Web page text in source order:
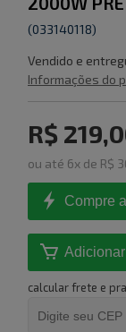
(033140118)
Vendido e
Informações do
R$
ou até 6x de R$
Compre
calcular frete e